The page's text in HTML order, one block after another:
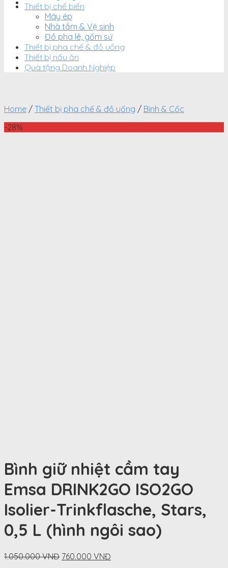
Thiết bị chế biến
Máy ép
Nhà tắm & Vệ sinh
Đồ pha lê, gốm sứ
Thiết bị pha chế & đồ uống
Thiết bị nấu ăn
Quà tặng Doanh Nghiệp
Home / Thiết bị pha chế & đồ uống / Bình & Cốc
-28%
Bình giữ nhiệt cầm tay
Emsa DRINK2GO ISO2GO
Isolier-Trinkflasche, Stars,
0,5 L (hình ngôi sao)
1.050.000VNĐ Original
760.000 VNĐ